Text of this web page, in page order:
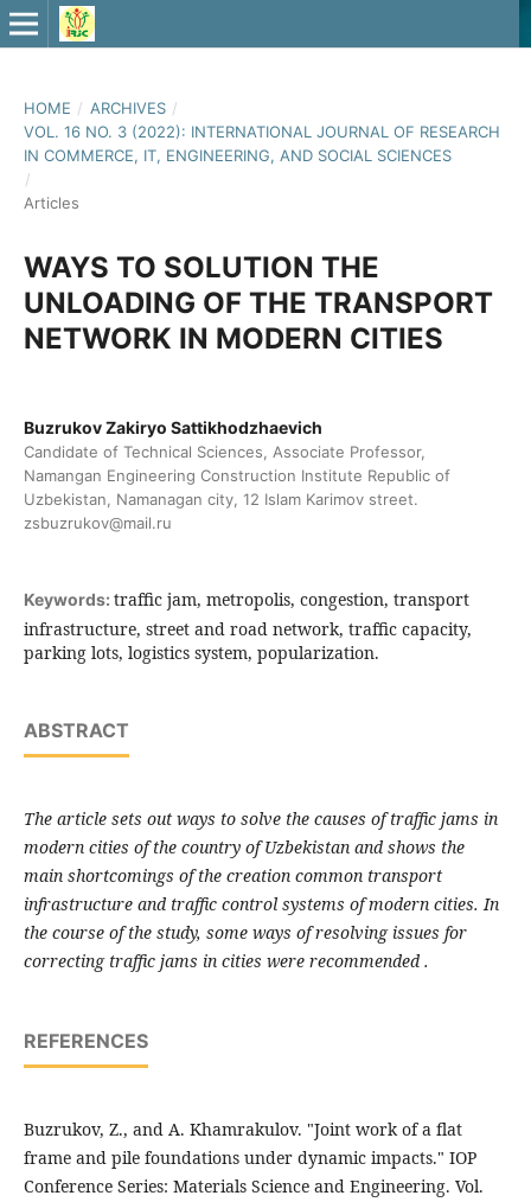
HOME / ARCHIVES /
VOL. 16 NO. 3 (2022): INTERNATIONAL JOURNAL OF RESEARCH
IN COMMERCE, IT, ENGINEERING, AND SOCIAL SCIENCES
/
Articles
WAYS TO SOLUTION THE
UNLOADING OF THE TRANSPORT
NETWORK IN MODERN CITIES
Buzrukov Zakiryo Sattikhodzhaevich
Candidate of Technical Sciences, Associate Professor,
Namangan Engineering Construction Institute Republic of
Uzbekistan, Namanagan city, 12 Islam Karimov street.
zsbuzrukov@mail.ru
Keywords: traffic jam, metropolis, congestion, transport
infrastructure, street and road network, traffic capacity,
parking lots, logistics system, popularization.
ABSTRACT
The article sets out ways to solve the causes of traffic jams in
modern cities of the country of Uzbekistan and shows the
main shortcomings of the creation common transport
infrastructure and traffic control systems of modern cities.In
the course of the study, some ways of resolving issues for
correcting traffic jams in cities were recommended .
REFERENCES
Buzrukov, Z., and A. Khamrakulov. "Joint work of a flat
frame and pile foundations under dynamic impacts." IOP
Conference Series: Materials Science and Engineering. Vol.